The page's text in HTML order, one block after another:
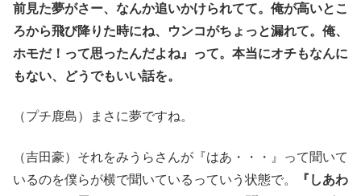
前見た夢がさー、なんか追いかけられてて。俺が高いとこ
ろから飛び降りた時にね、ウンコがちょっと漏れて。俺、
ホモだ！って思ったんだよね』って。本当にオチもなんに
もない、どうでもいい話を。
（プチ鹿島）まさに夢ですね。
（吉田豪）それをみうらさんが『はあ・・・』って聞いて
いるのを僕らが横で聞いているっていう状態で。
『しあわ